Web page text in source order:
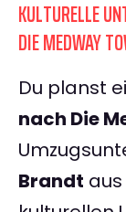
KULTURELLE
DIE MEDWAY
Du planst
nach Die
Brandt